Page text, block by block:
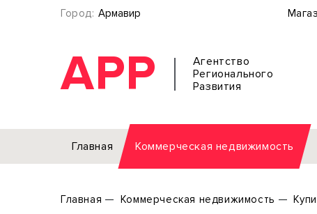
Город: Армавир
АРР
Агентство
Регионального
Развития
Главная Коммерческая недвижимость
Главная Коммерческая недвижимость